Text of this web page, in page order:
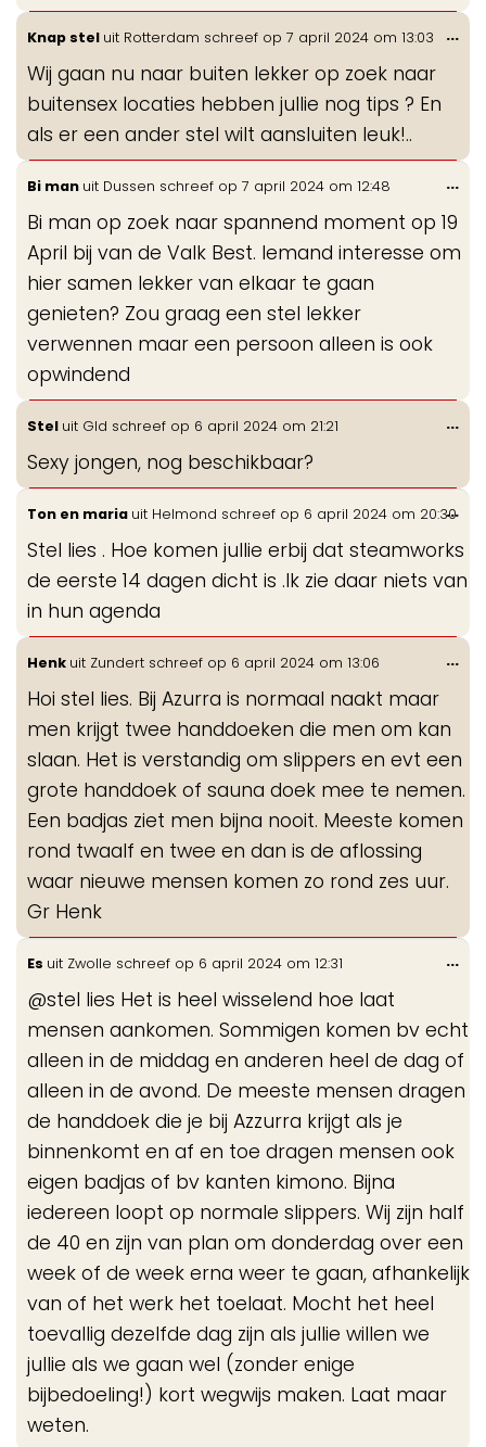
Knap stel uit Rotterdam schreef op 7 april 2024 om 13:03
Wij gaan nu naar buiten lekker op zoek naar
buitensex locaties hebben jullie nog tips ? En
als er een ander stel wilt aansluiten leuk!..
...
Bi man uit Dussen schreef op 7 april 2024 om 12:48
Bi man op zoek naar spannend moment op 19
April bij van de Valk Best. Iemand interesse om
hier samen lekker van elkaar te gaan
genieten? Zou graag een stel lekker
verwennen maar een persoon alleen is ook
opwindend
...
Stel uit Gld schreef op 6 april 2024 om 21:21
Sexy jongen, nog beschikbaar?
...
Ton en maria uit Helmond schreef op 6 april 2024 om 20:30
Stel lies . Hoe komen jullie erbij dat steamworks
de eerste 14 dagen dicht is .Ik zie daar niets van
in hun agenda
...
Henk uit Zundert schreef op 6 april 2024 om 13:06
Hoi stel lies. Bij Azurra is normaal naakt maar
men krijgt twee handdoeken die men om kan
slaan. Het is verstandig om slippers en evt een
grote handdoek of sauna doek mee te nemen.
Een badjas ziet men bijna nooit. Meeste komen
rond twaalf en twee en dan is de aflossing
waar nieuwe mensen komen zo rond zes uur.
Gr Henk
...
Es uit Zwolle schreef op 6 april 2024 om 12:31
@stel lies Het is heel wisselend hoe laat
mensen aankomen. Sommigen komen bv echt
alleen in de middag en anderen heel de dag of
alleen in de avond. De meeste mensen dragen
de handdoek die je bij Azzurra krijgt als je
binnenkomt en af en toe dragen mensen ook
eigen badjas of bv kanten kimono. Bijna
iedereen loopt op normale slippers. Wij zijn half
de 40 en zijn van plan om donderdag over een
week of de week erna weer te gaan, afhankelijk
van of het werk het toelaat. Mocht het heel
toevallig dezelfde dag zijn als jullie willen we
jullie als we gaan wel (zonder enige
bijbedoeling!) kort wegwijs maken. Laat maar
weten.
...